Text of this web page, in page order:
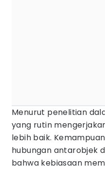
Menurut penelitian
yang rutin
lebih baik.
hubungan antarobjek
bahwa kebiasaan